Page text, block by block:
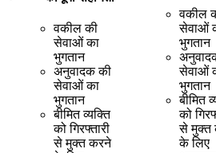
वकील की
सेवाओं का
भुगतान
अनुवादक की
सेवाओं का
भुगतान
बीमित व्यक्ति
को गिरफ्तारी
से मुक्त करने
वकील
सेवाओं
भुगतान
सेवाओं
भुगतान
बीमित
को
से मुक्त
के लिए